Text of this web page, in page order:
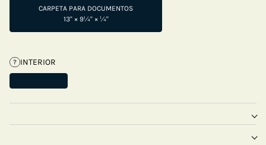
CARPETA PARA DOCUMENTOS
13" × 9¼" × ¼"
? INTERIOR